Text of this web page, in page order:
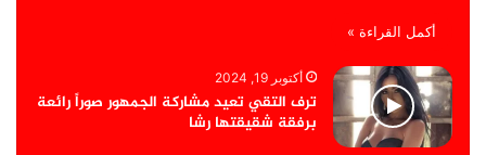
أكمل القراءة »
أكتوبر 19, 2024
ترف التقي تعيد مشاركة الجمهور صوراً رائعة
برفقة شقيقتها رشا